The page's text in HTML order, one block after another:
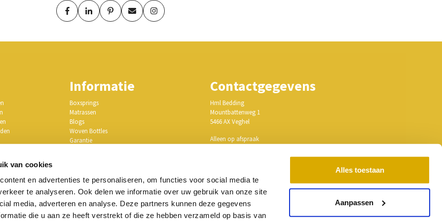
van cookies
en advertenties te personaliseren, om functies voor social media te
te analyseren. Ook delen we informatie over uw gebruik van onze site
media, adverteren en analyse. Deze partners kunnen deze gegevens
die u aan ze heeft verstrekt of die ze hebben verzameld op basis van
Alles toestaan
Aanpassen
Informatie
Boxsprings
Matrassen
Blogs
Woven Bottles
Garantie
Stel je bed samen
Contactgegevens
Hml Bedding
Mountbattenweg 1
5466 AX Veghel
Alleen op afspraak
BTW: NL818345548B01